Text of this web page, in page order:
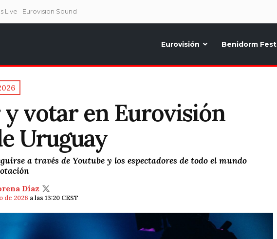
Live Eurovision Sound
Eurovisión Benidorm Fest
votar en Eurovisión
Uruguay
a través de Youtube y los espectadores de todo el mundo
Díaz
de 2026 a las 13:20 CEST